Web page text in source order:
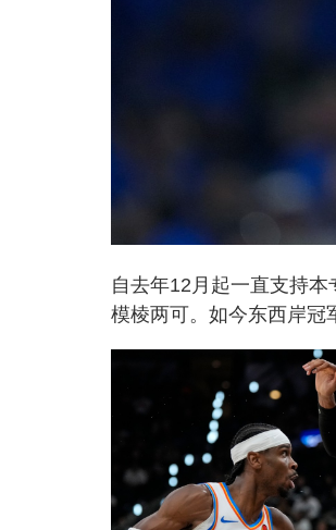
自去年12月起一直支持
模棱两可。如今东西岸冠